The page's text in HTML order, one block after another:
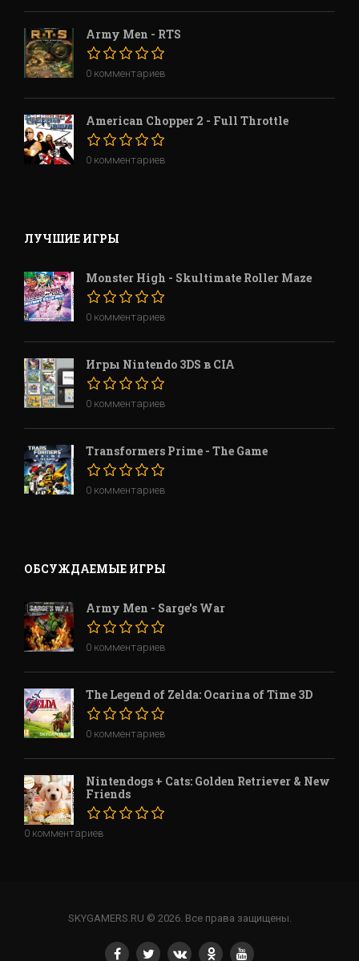
Army Men - RTS
0 комментариев
American Chopper 2 - Full Throttle
0 комментариев
ЛУЧШИЕ ИГРЫ
Monster High - Skultimate Roller Maze
0 комментариев
Игры Nintendo 3DS в CIA
0 комментариев
Transformers Prime - The Game
0 комментариев
ОБСУЖДАЕМЫЕ ИГРЫ
Army Men - Sarge's War
0 комментариев
The Legend of Zelda: Ocarina of Time 3D
0 комментариев
Nintendogs + Cats: Golden Retriever & New
Friends
0 комментариев
SKYGAMERS.RU © 2026. Все права защищены.